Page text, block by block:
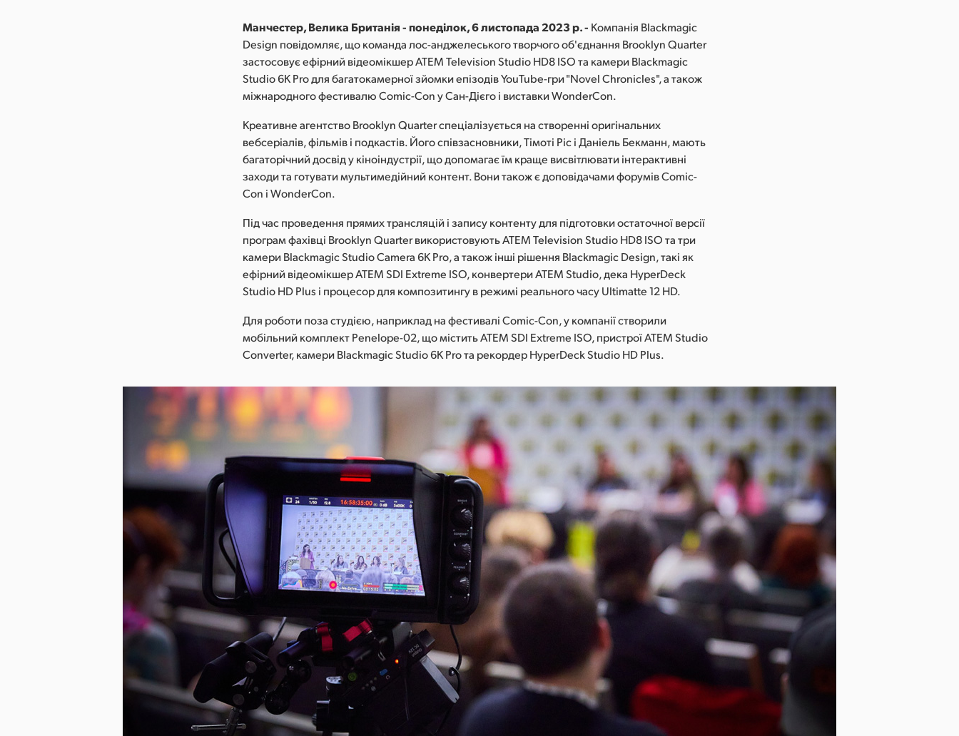
Манчестер, Велика Британія - понеділок, 6 листопада 2023 р. - Компанія Blackmagic
Design повідомляє, що команда лос-анджелеського творчого об'єднання Brooklyn Quarter
застосовує ефірний відеомікшер ATEM Television Studio HD8 ISO та камери Blackmagic
Studio 6K Pro для багатокамерної зйомки епізодів YouTube-гри "Novel Chronicles", а також
міжнародного фестивалю Comic-Con у Сан-Дієго і виставки WonderCon.
Креативне агентство Brooklyn Quarter спеціалізується на створенні оригінальних
вебсеріалів, фільмів і подкастів. Його співзасновники, Тімоті Ріс і Даніель Бекманн, мають
багаторічний досвід у кіноіндустрії, що допомагає їм краще висвітлювати інтерактивні
заходи та готувати мультимедійний контент. Вони також є доповідачами форумів Comic-
Con і WonderCon.
Під час проведення прямих трансляцій і запису контенту для підготовки остаточної версії
програм фахівці Brooklyn Quarter використовують ATEM Television Studio HD8 ISO та три
камери Blackmagic Studio Camera 6K Pro, а також інші рішення Blackmagic Design, такі як
ефірний відеомікшер ATEM SDI Extreme ISO, конвертери ATEM Studio, дека HyperDeck
Studio HD Plus і процесор для композитингу в режимі реального часу Ultimatte 12 HD.
Для роботи поза студією, наприклад на фестивалі Comic-Con, у компанії створили
мобільний комплект Penelope-02, що містить ATEM SDI Extreme ISO, пристрої ATEM Studio
Converter, камери Blackmagic Studio 6K Pro та рекордер HyperDeck Studio HD Plus.